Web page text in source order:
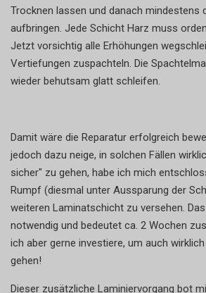
Trocknen lassen und danach mindestens
aufbringen. Jede Schicht Harz muss
Jetzt vorsichtig alle Erhöhungen
Vertiefungen zuspachteln. Die
wieder behutsam glatt schleifen.
Damit wäre die Reparatur erfolgreich
jedoch dazu neige, in solchen Fällen
sicher" zu gehen, habe ich mich
Rumpf (diesmal unter Aussparung der
weiteren Laminatschicht zu versehen.
notwendig und bedeutet ca. 2 Wochen
ich aber gerne investiere, um auch
gehen!
Dieser zusätzliche Laminiervorgang bot